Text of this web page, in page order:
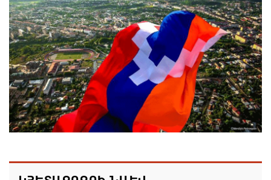
09.08.2026 16:12
Երևանի ո՞ր վարչական շրջաններում և ՀՀ ո՞ր
մարզերում են բնակարաններն ամենաշատը
թանկացել
08.08.2026 21:31
ԱՄՆ-ն շարունակում է լիովին հանձնառու լինել
Ռուբիո